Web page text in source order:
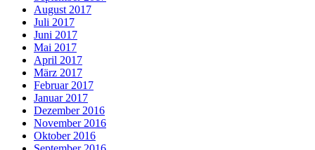
August 2017
Juli 2017
Juni 2017
Mai 2017
April 2017
März 2017
Februar 2017
Januar 2017
Dezember 2016
November 2016
Oktober 2016